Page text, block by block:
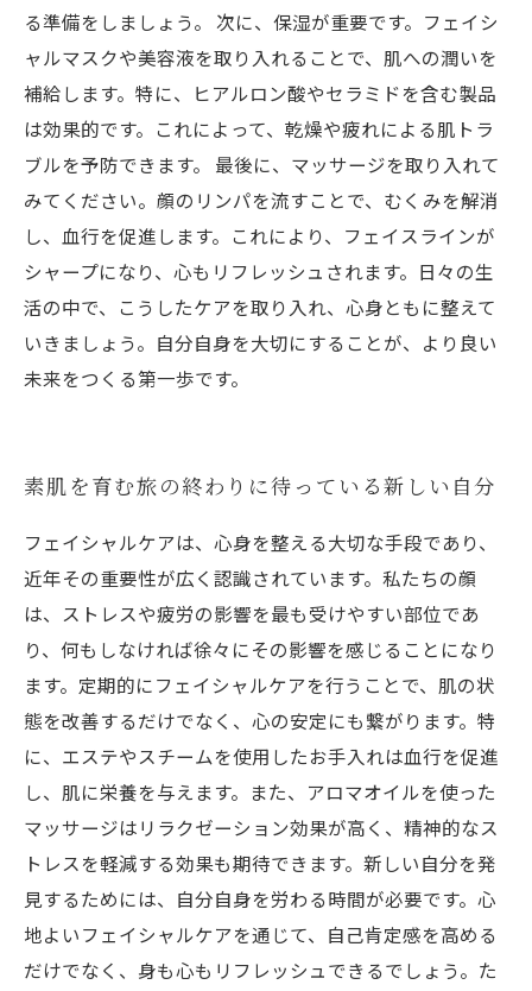
る準備をしましょう。 次に、保湿が重要です。フェイシ
ャルマスクや美容液を取り入れることで、肌への潤いを
補給します。特に、ヒアルロン酸やセラミドを含む製品
は効果的です。これによって、乾燥や疲れによる肌トラ
ブルを予防できます。 最後に、マッサージを取り入れて
みてください。顔のリンパを流すことで、むくみを解消
し、血行を促進します。これにより、フェイスラインが
シャープになり、心もリフレッシュされます。日々の生
活の中で、こうしたケアを取り入れ、心身ともに整えて
いきましょう。自分自身を大切にすることが、より良い
未来をつくる第一歩です。
素肌を育む旅の終わりに待っている新しい自分
フェイシャルケアは、心身を整える大切な手段であり、
近年その重要性が広く認識されています。私たちの顔
は、ストレスや疲労の影響を最も受けやすい部位であ
り、何もしなければ徐々にその影響を感じることになり
ます。定期的にフェイシャルケアを行うことで、肌の状
態を改善するだけでなく、心の安定にも繋がります。特
に、エステやスチームを使用したお手入れは血行を促進
し、肌に栄養を与えます。また、アロマオイルを使った
マッサージはリラクゼーション効果が高く、精神的なス
トレスを軽減する効果も期待できます。新しい自分を発
見するためには、自分自身を労わる時間が必要です。心
地よいフェイシャルケアを通じて、自己肯定感を高める
だけでなく、身も心もリフレッシュできるでしょう。た